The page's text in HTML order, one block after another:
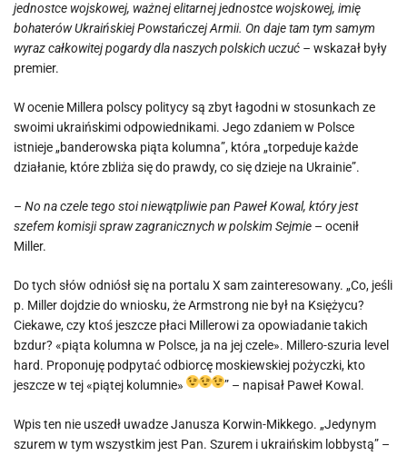
jednostce wojskowej, ważnej elitarnej jednostce wojskowej, imię
bohaterów Ukraińskiej Powstańczej Armii. On daje tam tym samym
wyraz całkowitej pogardy dla naszych polskich uczuć – wskazał były
premier.
W ocenie Millera polscy politycy są zbyt łagodni w stosunkach ze
swoimi ukraińskimi odpowiednikami. Jego zdaniem w Polsce
istnieje „banderowska piąta kolumna”, która „torpeduje każde
działanie, które zbliża się do prawdy, co się dzieje na Ukrainie”.
– No na czele tego stoi niewątpliwie pan Paweł Kowal, który jest
szefem komisji spraw zagranicznych w polskim Sejmie – ocenił
Miller.
Do tych słów odniósł się na portalu X sam zainteresowany. „Co, jeśli
p. Miller dojdzie do wniosku, że Armstrong nie był na Księżycu?
Ciekawe, czy ktoś jeszcze płaci Millerowi za opowiadanie takich
bzdur? «piąta kolumna w Polsce, ja na jej czele». Millero-szuria level
hard. Proponuję podpytać odbiorcę moskiewskiej pożyczki, kto
jeszcze w tej «piątej kolumnie»
” – napisał Paweł Kowal.
Wpis ten nie uszedł uwadze Janusza Korwin-Mikkego. „Jedynym
szurem w tym wszystkim jest Pan. Szurem i ukraińskim lobbystą” –